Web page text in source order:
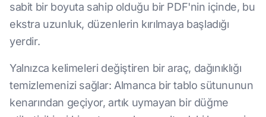
sabit bir boyuta sahip olduğu bir PDF'nin içinde, bu
ekstra uzunluk, düzenlerin kırılmaya başladığı
yerdir.
Yalnızca kelimeleri değiştiren bir araç, dağınıklığı
temizlemenizi sağlar: Almanca bir tablo sütununun
kenarından geçiyor, artık uymayan bir düğme